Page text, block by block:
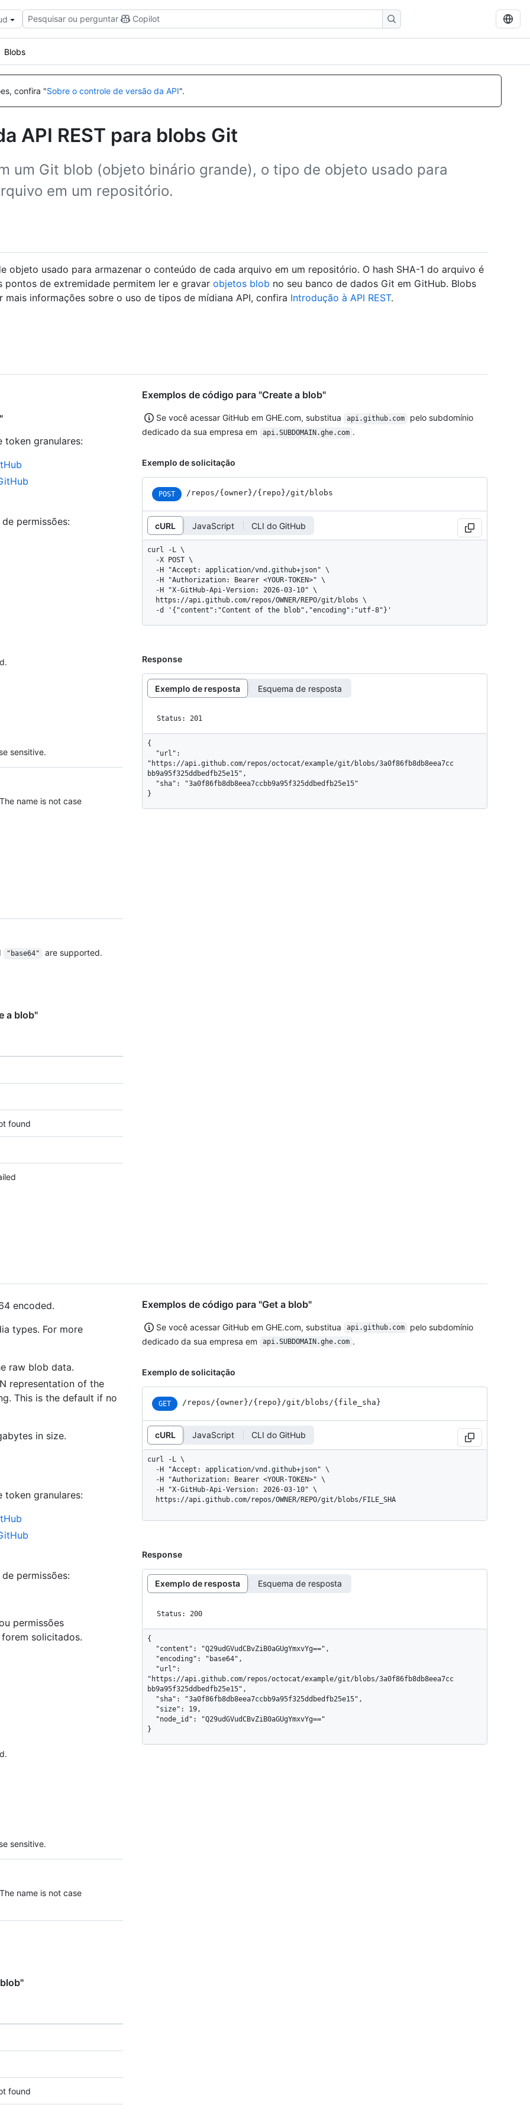
Pesquisar ou perguntar Copilot
Blobs
confira "Sobre o controle de versão da API".
API REST para blobs Git
um Git blob (objeto binário grande), o tipo de objeto usado para
em um repositório.
usado para armazenar o conteúdo de cada arquivo em um repositório. O hash SHA-1 do arquivo é
de extremidade permitem ler e gravar objetos blob no seu banco de dados Git em GitHub. Blobs
informações sobre o uso de tipos de mídiana API, confira Introdução à API REST.
token granulares:
permissões:
sensitive.
name is not case
"base64" are supported.
a blob"
found
Exemplos de código para "Create a blob"
Se você acessar GitHub em GHE.com, substitua api.github.com
pelo subdomínio
dedicado da sua empresa em
api.SUBDOMAIN.ghe.com .
Exemplo de solicitação
POST /repos/{owner}/{repo}/git/blobs
cURL JavaScript CLI do GitHub
curl -L \
  -d '{"content":"Content of the blob","encoding":"utf-8"}'
Response
Exemplo de resposta Esquema de resposta
Status: 201
{
"https://api.github.com/repos/octocat/example/git/blobs/3a0f86fb8db8eea7cc
bb9a95f325ddbedfb25e15",
}
encoded.
types. For more
raw blob data.
representation of the
This is the default if no
in size.
token granulares:
permissões:
permissões
solicitados.
sensitive.
name is not case
found
Exemplos de código para "Get a blob"
Se você acessar GitHub em GHE.com, substitua api.github.com
pelo subdomínio
dedicado da sua empresa em
api.SUBDOMAIN.ghe.com .
Exemplo de solicitação
GET /repos /{owner} /{repo} /git /blobs /{file_ sha}
cURL JavaScript CLI do GitHub
curl -L \
  https://api.github.com/repos/OWNER/REPO/git/blobs/FILE_SHA
Response
Exemplo de resposta Esquema de resposta
Status: 200
{
"https://api.github.com/repos/octocat/example/git/blobs/3a0f86fb8db8eea7cc
bb9a95f325ddbedfb25e15",
}